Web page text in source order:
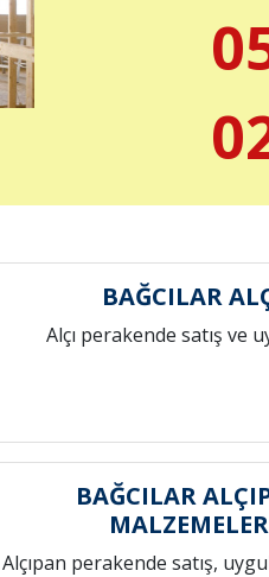
BAĞCILAR
Alçı perakende satış ve
BAĞCILAR
Alçıpan perakende satış,